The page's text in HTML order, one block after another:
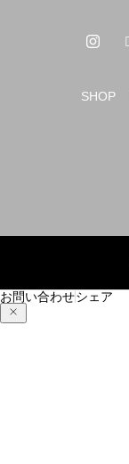
SHOP
お問い合わせシェア